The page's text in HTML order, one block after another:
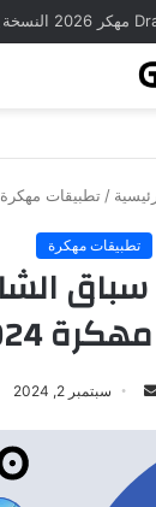
/ تطبيقات مهكرة
تطبيقات مهكرة
أرسل سبتمبر 2, 2024